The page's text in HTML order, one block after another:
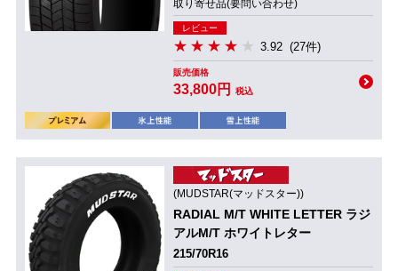
取り寄せ品(要問い合わせ)
レビュー
3.92 (27件)
販売価格
33,800円 税込
(MUDSTAR(マッドスター))
RADIAL M/T WHITE LETTER ラジ
アルM/T ホワイトレター
215/70R16